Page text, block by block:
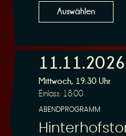
Auswählen
11.11.2026
Mittwoch, 19:30 Uhr
Einlass: 18:00
ABENDPROGRAMM